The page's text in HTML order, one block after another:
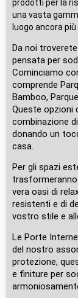
prodotti per la
una vasta
luogo ancora
Da noi
pensata per
Cominciamo
comprende
Bamboo,
Queste opzioni
combinazione
donando un
casa.
Per gli spazi
vera oasi di
resistenti e di
vostro stile e
Le Porte
del nostro
protezione,
e finiture per